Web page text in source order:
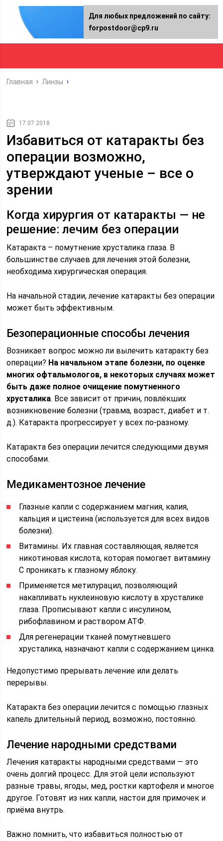
Главная Линзы
17.07.2018
Избавиться от катаракты без
операции возможно,
утверждают ученые – все о
зрении
Когда хирургия от катаракты — не
решение: лечим без операции
Катаракта – помутнение хрусталика глаза. В
большинстве случаев для лечения этой болезни,
необходима хирургическая операция.
На начальной стадии, лечение катаракты без операции
может быть эффективным.
Безоперационные способы лечения
Возникает вопрос можно ли вылечить катаракту без
операции? На начальном этапе болезни, по оценке
многих офтальмологов, в некоторых случаях может
быть даже полное очищение помутненного
хрусталика. Все зависит от причин, повлёкших
возникновение болезни (травма, возраст, диабет и т.
д.). Катаракта прогрессирует у всех по-разному.
Катаракта без операции лечится следующими двумя
способами.
Медикаментозное лечение
Глазные капли с содержанием магния, калия,
кальция и цистеина (используется для всех видов
болезни).
Витамины. Их главная составляющая, является
никотиновая кислота, которая помогает витамину
С проникать к глазному яблоку.
Применяется метилурацил, позволяющий
накапливать нуклеиновую кислоту в хрусталике
глаза. Прописывают капли с инсулином,
рибофлавином и раствором АТФ.
Для регенерации тканей помутневшего
хрусталика, назначают капли с содержанием цинка.
Недопустимо прерывать лечение или делать
перерывы.
Катаракта без операции лечится с помощью глазных
капель длительный период, возможно, постоянно.
Лечение народными средствами
Лечения катаракты народными средствами — это
очень долгий процесс. Для этой цели используют
разные травы, ягоды, мед, ростки картофеля и многое
другое. Готовят из них капли, настои для примочек и
приёма внутрь.
Важно помнить, что избавиться полностью от
Для любых предложений по сайту:
forpostdoor@cp9.ru